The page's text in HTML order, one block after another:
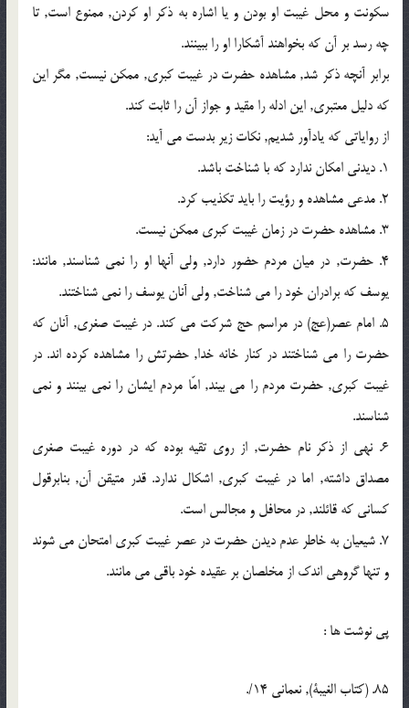
سکونت و محل غیبت او بودن و یا اشاره به ذکر او کردن, ممنوع است, تا
چه رسد بر آن که بخواهند آشکارا او را ببینند.
برابر آنچه ذکر شد, مشاهده حضرت در غیبت کبری, ممکن نیست, مگر این
که دلیل معتبری, این ادله را مقید و جواز آن را ثابت کند.
از روایاتی که یادآور شدیم, نکات زیر بدست می آید:
1. دیدنی امکان ندارد که با شناخت باشد.
2. مدعی مشاهده و رؤیت را باید تکذیب کرد.
3. مشاهده حضرت در زمان غیبت کبری ممکن نیست.
4. حضرت, در میان مردم حضور دارد, ولی آنها او را نمی شناسند, مانند:
یوسف که برادران خود را می شناخت, ولی آنان یوسف را نمی شناختند.
5. امام عصر(عج) در مراسم حج شرکت می کند. در غیبت صغری, آنان که
حضرت را می شناختند در کنار خانه خدا, حضرتش را مشاهده کرده اند. در
غیبت کبری, حضرت مردم را می بیند, امّا مردم ایشان را نمی بینند و نمی
شناسند.
6. نهی از ذکر نام حضرت, از روی تقیه بوده که در دوره غیبت صغری
مصداق داشته, اما در غیبت کبری, اشکال ندارد. قدر متیقن آن, بنابرقول
کسانی که قائلند, در محافل و مجالس است.
7. شیعیان به خاطر عدم دیدن حضرت در عصر غیبت کبری امتحان می شوند
و تنها گروهی اندک از مخلصان بر عقیده خود باقی می مانند.
پی نوشت ها :
85. (کتاب الغیبة), نعمانی 14/.